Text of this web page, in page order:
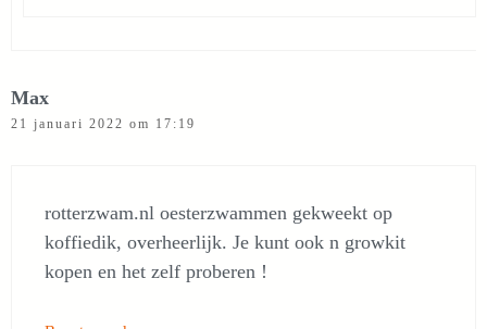
Max
21 januari 2022 om 17:19
rotterzwam.nl oesterzwammen gekweekt op
koffiedik, overheerlijk. Je kunt ook n growkit
kopen en het zelf proberen !